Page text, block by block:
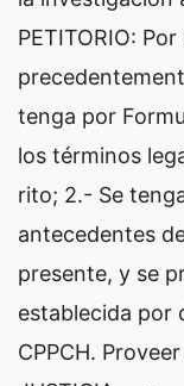
PETITORIO:
tenga por
los términos
rito; 2.- Se
antecedentes
presente, y se
establecida por
CPPCH.